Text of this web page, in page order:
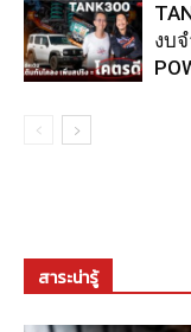
งบ
สาระน่ารู้